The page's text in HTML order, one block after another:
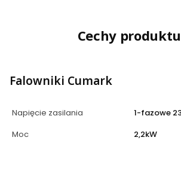
Cechy produktu
Falowniki Cumark
Napięcie zasilania
1-fazowe
Moc
2,2kW